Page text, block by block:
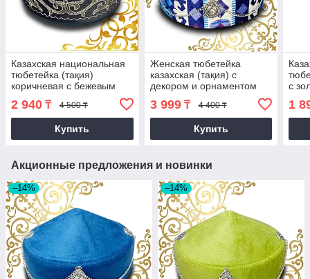
Казахская национальная
тюбетейка (тақия)
коричневая с бежевым
2 940 ₸ 4 500 ₸
Купить
Женская тюбетейка
казахская (тақия) с
декором и орнаментом
3 999₸ 4 400 ₸
Купить
с
1
Акционные предложения и новинки
–14% –14%